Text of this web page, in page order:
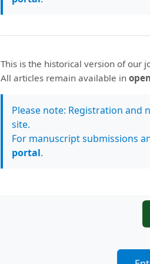
This is the historical version of our
All articles remain available in
Please note: Registration and
site.
For manuscript submissions
portal.